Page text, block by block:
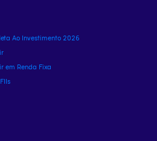
Ao Investimento 2026
em Renda Fixa